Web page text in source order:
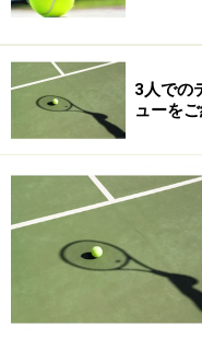
3人での
ューをご